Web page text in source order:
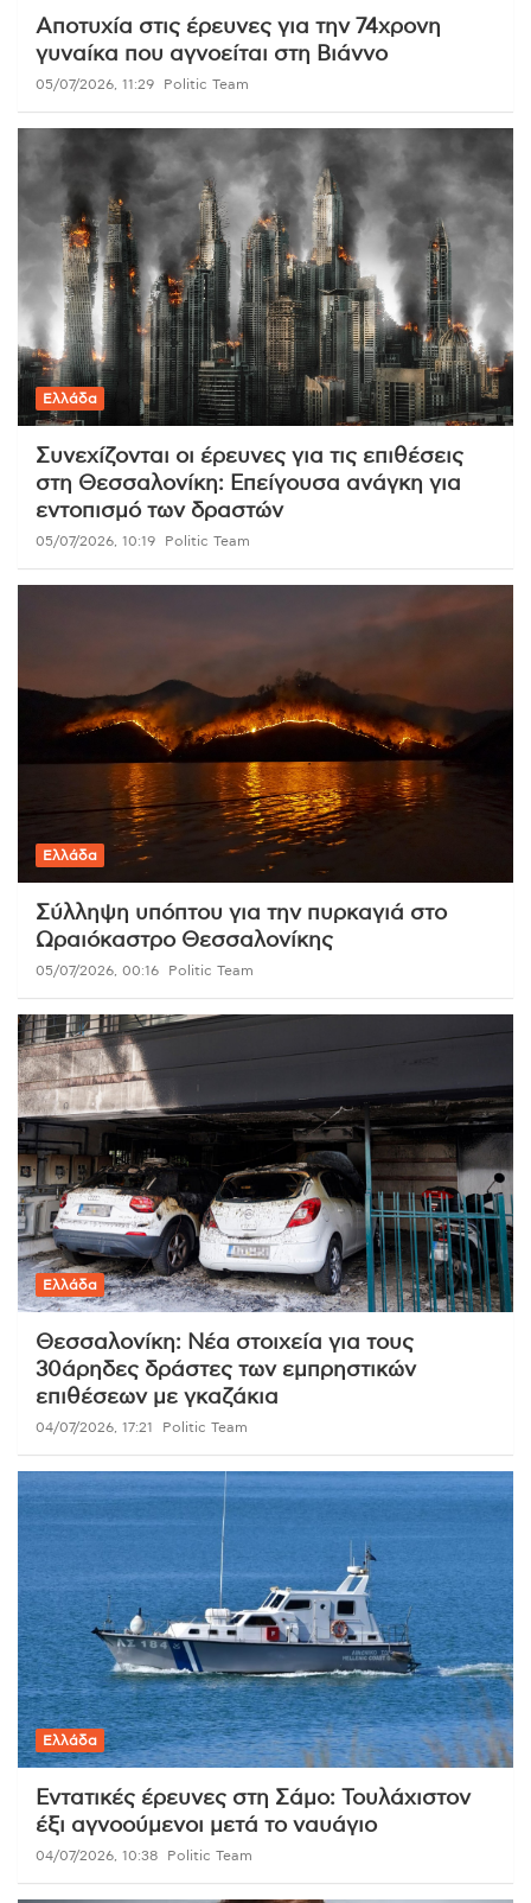
Αποτυχία στις έρευνες για την 74χρονη
γυναίκα που αγνοείται στη Βιάννο
05/07/2026, 11:29 Politic Team
Ελλάδα
Συνεχίζονται οι έρευνες για τις επιθέσεις
στη Θεσσαλονίκη: Επείγουσα ανάγκη για
εντοπισμό των δραστών
05/07/2026, 10:19 Politic Team
Ελλάδα
Σύλληψη υπόπτου για την πυρκαγιά στο
Ωραιόκαστρο Θεσσαλονίκης
05/07/2026, 00:16 Politic Team
Ελλάδα
Θεσσαλονίκη: Νέα στοιχεία για τους
30άρηδες δράστες των εμπρηστικών
επιθέσεων με γκαζάκια
04/07/2026, 17:21 Politic Team
Ελλάδα
Εντατικές έρευνες στη Σάμο: Τουλάχιστον
έξι αγνοούμενοι μετά το ναυάγιο
04/07/2026, 10:38 Politic Team